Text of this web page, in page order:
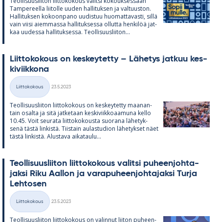
Tam­pe­reella lii­tolle uu­den hal­li­tuk­sen ja val­tuus­ton.
Hal­li­tuk­sen ko­koon­pano uu­dis­tuu huo­mat­ta­vasti, sillä
vain viisi ai­em­massa hal­li­tuk­sessa ol­lutta hen­ki­löä jat­
kaa uu­dessa hal­li­tuk­sessa. Teol­li­suus­lii­ton...
Liit­to­ko­kous on kes­key­tetty – Lä­he­tys jat­kuu kes­
ki­viik­kona
Kategoriat
Liittokokous
23.5.2023
Teol­li­suus­lii­ton liit­to­ko­kous on kes­key­tetty maa­nan­
tain osalta ja sitä jat­ke­taan kes­ki­viik­ko­aa­muna kello
10.45. Voit seu­rata liit­to­ko­kousta suo­rana lä­he­tyk­
senä tästä lin­kistä. Tiis­tain au­las­tu­dion lä­he­tyk­set näet
tästä lin­kistä. Alus­tava ai­ka­taulu...
Teol­li­suus­lii­ton liit­to­ko­kous va­litsi pu­heen­joh­ta­
jaksi Riku Aal­lon ja va­ra­pu­heen­joh­ta­jaksi Turja
Leh­to­sen
Kategoriat
Liittokokous
23.5.2023
Teol­li­suus­lii­ton liit­to­ko­kous on va­lin­nut lii­ton pu­heen­